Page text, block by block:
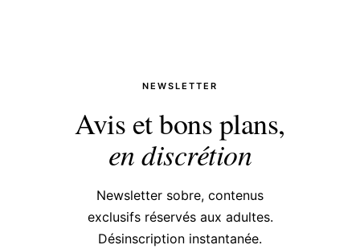
NEWSLETTER
Avis et bons plans,
en discrétion
Newsletter sobre, contenus
exclusifs réservés aux adultes.
Désinscription instantanée.